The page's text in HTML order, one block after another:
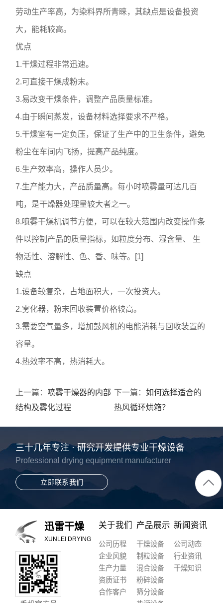
劳动生产率高，为染料界所青睐，其缺点是设备投资
大，能耗较高。
优点
1.干燥过程非常迅速。
2.可直接干燥成粉末。
3.易改变干燥条件，调整产品质量标准。
4.由于瞬间蒸发，设备材料选择要求不严格。
5.干燥室有一定负压，保证了生产中的卫生条件，避免
粉尘在车间内飞扬，提高产品纯度。
6.生产效率高，操作人员少。
7.生产能力大，产品质量高。每小时喷雾量可达几百
吨，是干燥器处理量较大者之一。
8.喷雾干燥机调节方便，可以在较大范围内改变操作条
件以控制产品的质量指标，如粒度分布、湿含量、 生
物活性、溶解性、色、香、味等。[1]
缺点
1.设备较复杂，占地面积大，一次投资大。
2.雾化器，粉末回收装置价格较高。
3.需要空气量多，增加鼓风机的电能消耗与回收装置的
容量。
4.热效率不高，热消耗大。
上一篇： 喷雾干燥器的内部
结构及雾化过程
下一篇：如何选择适合的
热风循环烘箱？
三十几年专注 · 研究开发提供专业干燥设备
Professional drying equipment manufacturer
立即联系我们
迅雷干燥
XUNLEI DRYING
关于我们
公司历程
企业风貌
生产力量
资质证书
合作客户
产品展示
干燥设备
制粒设备
混合设备
粉碎设备
筛分设备
新闻资讯
公司动态
行业资讯
干燥知识